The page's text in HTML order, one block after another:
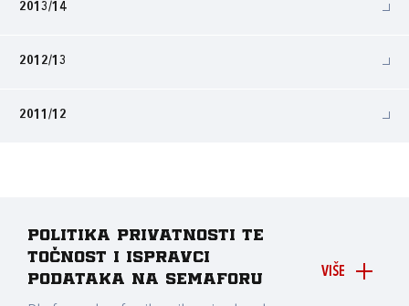
2013/14
2012/13
2011/12
VIŠE
Politika privatnosti te
točnost i ispravci
podataka na Semaforu